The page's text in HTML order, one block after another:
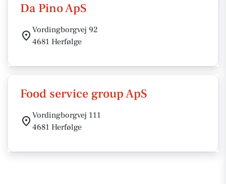
Da Pino ApS
Vordingborgvej 92
4681 Herfølge
Food service group ApS
Vordingborgvej 111
4681 Herfølge